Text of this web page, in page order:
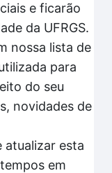
e ficarão
da UFRGS.
nossa lista de
para
do seu
novidades de
atualizar esta
em